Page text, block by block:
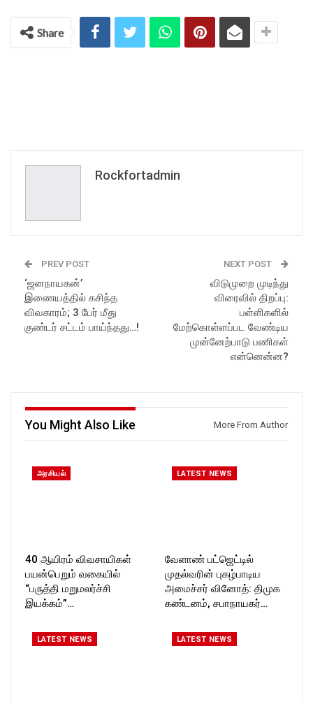
Share
Rockfortadmin
PREV POST
‘ஜனநாயகன்’
இணையத்தில் கசிந்த
விவகாரம்; 3 பேர் மீது
குண்டர் சட்டம் பாய்ந்தது…!
NEXT POST
விடுமுறை முடிந்து
விரைவில் திறப்பு:
பள்ளிகளில்
மேற்கொள்ளப்பட வேண்டிய
முன்னேற்பாடு பணிகள்
என்னென்ன?
You Might Also Like More From Author
அரசியல்
40 ஆயிரம் விவசாயிகள்
பயன்பெறும் வகையில்
“பருத்தி மறுமலர்ச்சி
இயக்கம்”…
LATEST NEWS
வேளாண் பட்ஜெட்டில்
முதல்வரின் புகழ்பாடிய
அமைச்சர் வினோத்: திமுக
கண்டனம், சபாநாயகர்…
LATEST NEWS LATEST NEWS